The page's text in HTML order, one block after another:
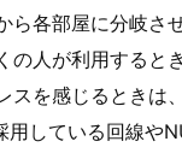
ら各部屋に分岐さ
の人が利用すると
スを感じるときは
用している回線や